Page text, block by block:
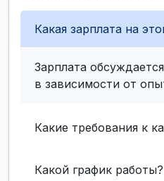
Какая зарплата на
Зарплата
в зависимости от
Какие требования к
Какой график работы?